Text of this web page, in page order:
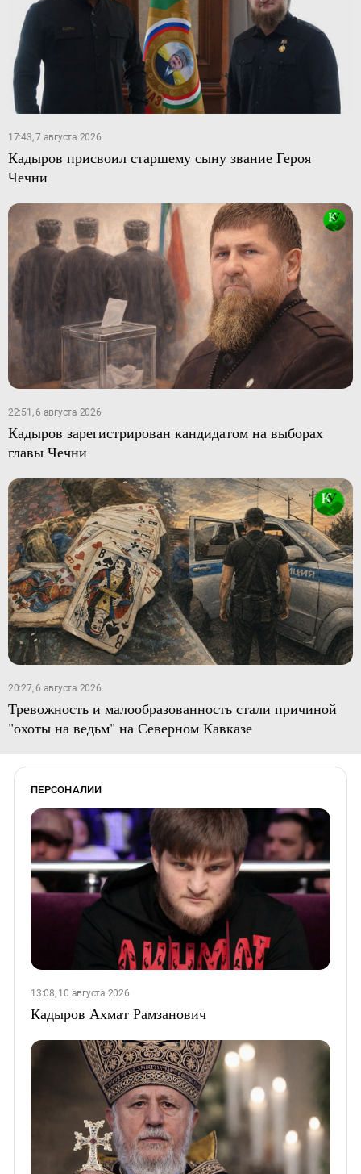
17:43, 7 августа 2026
Кадыров присвоил старшему сыну звание Героя
Чечни
22:51, 6 августа 2026
Кадыров зарегистрирован кандидатом на выборах
главы Чечни
20:27, 6 августа 2026
Тревожность и малообразованность стали причиной
"охоты на ведьм" на Северном Кавказе
ПЕРСОНАЛИИ
13:08, 10 августа 2026
Кадыров Ахмат Рамзанович